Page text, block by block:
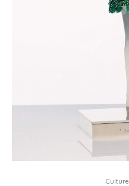
Culture